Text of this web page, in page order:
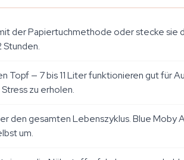
der Papiertuchmethode oder stecke sie
Stunden.
Topf — 7 bis 11 Liter funktionieren gut
zu erholen.
den gesamten Lebenszyklus. Blue
um.